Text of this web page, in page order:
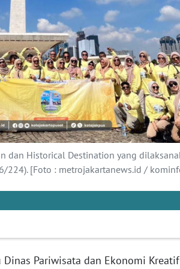
dan Historical Destination yang
224). [Foto : metrojakartanews.id /
Dinas Pariwisata dan Ekonomi